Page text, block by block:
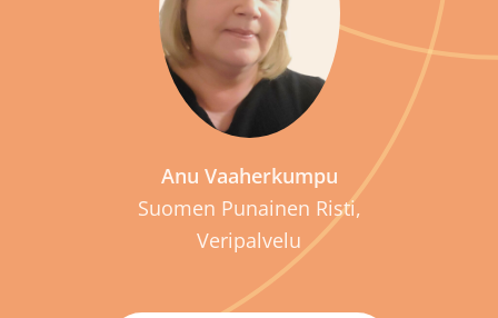
Anu Vaaherkumpu
Suomen Punainen Risti,
Veripalvelu